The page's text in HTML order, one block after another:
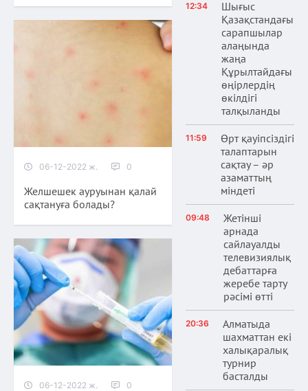
06-12-2022 ж. 0
Желшешек ауруынан қалай
сақтануға болады?
06-12-2022 ж. 0
12:34
Шығыс
Қазақстандағы
сарапшылар
алаңында
жаңа
Құрылтайдағы
өңірлердің
өкілдігі
талқыланды
11:59
Өрт қауіпсіздігі
талаптарын
сақтау – әр
азаматтың
міндеті
09:48
Жетінші
арнада
сайлауалды
телевизиялық
дебаттарға
жеребе тарту
рәсімі өтті
20:36
Алматыда
шахматтан екі
халықаралық
турнир
басталды